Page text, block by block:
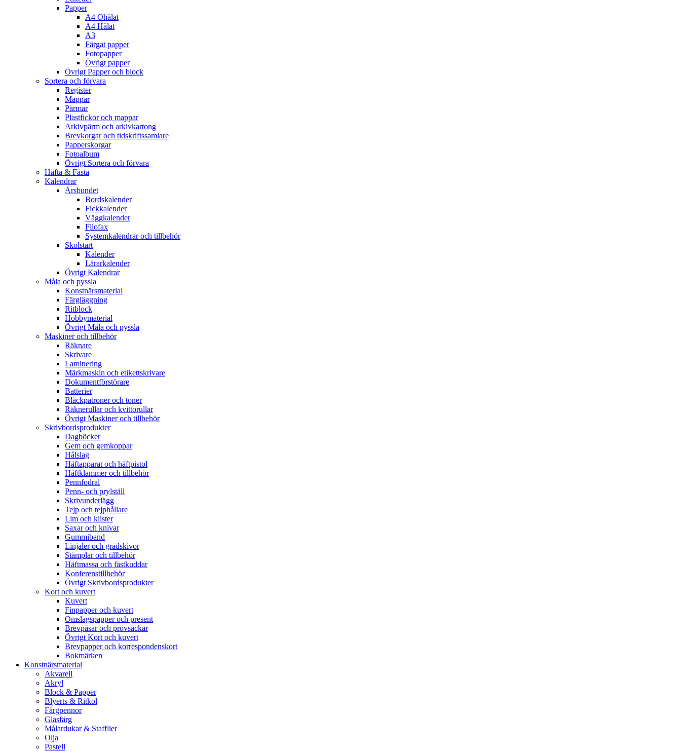
Papper
A4 Ohålat
A4 Hålat
A3
Färgat papper
Fotopapper
Övrigt papper
Övrigt Papper och block
Sortera och förvara
Register
Mappar
Pärmar
Plastfickor och mappar
Arkivpärm och arkivkartong
Brevkorgar och tidskriftssamlare
Papperskorgar
Fotoalbum
Övrigt Sortera och förvara
Häfta & Fästa
Kalendrar
Årsbundet
Bordskalender
Fickkalender
Väggkalender
Filofax
Systemkalendrar och tillbehör
Skolstart
Kalender
Lärarkalender
Övrigt Kalendrar
Måla och pyssla
Konstnärsmaterial
Färgläggning
Ritblock
Hobbymaterial
Övrigt Måla och pyssla
Maskiner och tillbehör
Räknare
Skrivare
Laminering
Märkmaskin och etikettskrivare
Dokumentförstörare
Batterier
Bläckpatroner och toner
Räknerullar och kvittorullar
Övrigt Maskiner och tillbehör
Skrivbordsprodukter
Dagböcker
Gem och gemkoppar
Hålslag
Häftapparat och häftpistol
Häftklammer och tillbehör
Pennfodral
Penn- och prylställ
Skrivunderlägg
Tejp och tejphållare
Lim och klister
Saxar och knivar
Gummiband
Linjaler och gradskivor
Stämplar och tillbehör
Häftmassa och fästkuddar
Konferenstillbehör
Övrigt Skrivbordsprodukter
Kort och kuvert
Kuvert
Finpapper och kuvert
Omslagspapper och present
Brevpåsar och provsäckar
Övrigt Kort och kuvert
Brevpapper och korrespondenskort
Bokmärken
Konstnärsmaterial
Akvarell
Akryl
Block & Papper
Blyerts & Ritkol
Färgpennor
Glasfärg
Målardukar & Stafflier
Olja
Pastell